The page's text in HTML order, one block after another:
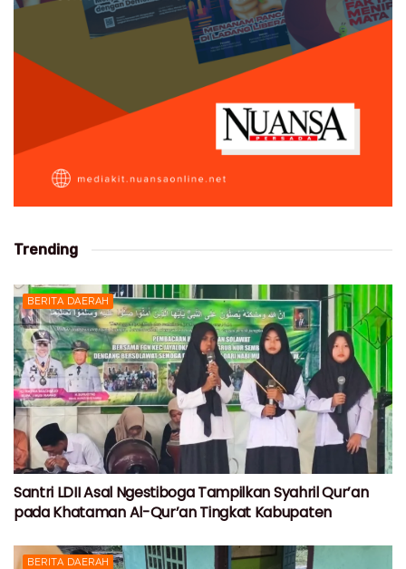
Trending
BERITA DAERAH
Santri LDII Asal Ngestiboga Tampilkan Syahril Qur’an
pada Khataman Al-Qur’an Tingkat Kabupaten
BERITA DAERAH